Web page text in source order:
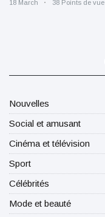
18 March 38 Points de vue
Nouvelles
Social et amusant
Cinéma et télévision
Sport
Célébrités
Mode et beauté